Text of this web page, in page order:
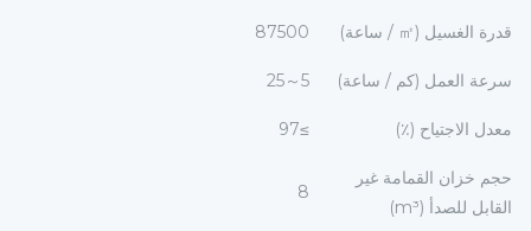
قدرة الغسيل (㎡ / ساعة) 87500
سرعة العمل (كم / ساعة) 5～25
معدل الاجتياح (٪) ≥97
حجم خزان القمامة غير
القابل للصدأ (m³)
8